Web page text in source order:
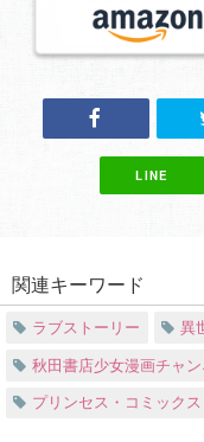
LINE
関連キーワード
ラブストーリー 異
秋田書店少女漫画チャ
プリンセス・コミックス